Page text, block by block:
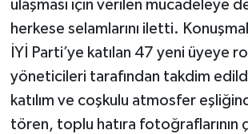
ulaşması için verilen mücadeleye
herkese selamlarını iletti.
İYİ Parti’ye katılan 47 yeni üyeye
yöneticileri tarafından takdim
katılım ve coşkulu atmosfer
tören, toplu hatıra fotoğraflarının